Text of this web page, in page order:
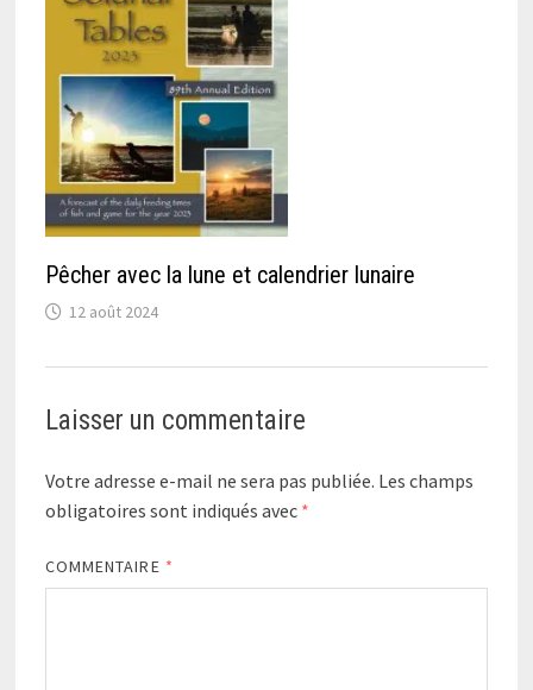
Pêcher avec la lune et calendrier lunaire
12 août 2024
Laisser un commentaire
Votre adresse e-mail ne sera pas publiée. Les champs
obligatoires sont indiqués avec *
COMMENTAIRE *